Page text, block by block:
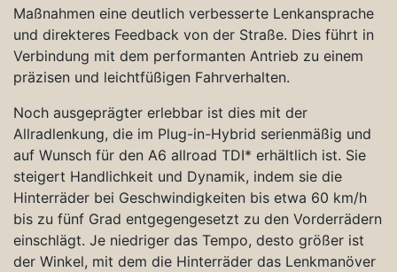
Maßnahmen eine deutlich verbesserte Lenkansprache
und direkteres Feedback von der Straße. Dies führt in
Verbindung mit dem performanten Antrieb zu einem
präzisen und leichtfüßigen Fahrverhalten.
Noch ausgeprägter erlebbar ist dies mit der
Allradlenkung, die im Plug-in-Hybrid serienmäßig und
auf Wunsch für den A6 allroad TDI* erhältlich ist. Sie
steigert Handlichkeit und Dynamik, indem sie die
Hinterräder bei Geschwindigkeiten bis etwa 60 km/h
bis zu fünf Grad entgegengesetzt zu den Vorderrädern
einschlägt. Je niedriger das Tempo, desto größer ist
der Winkel, mit dem die Hinterräder das Lenkmanöver